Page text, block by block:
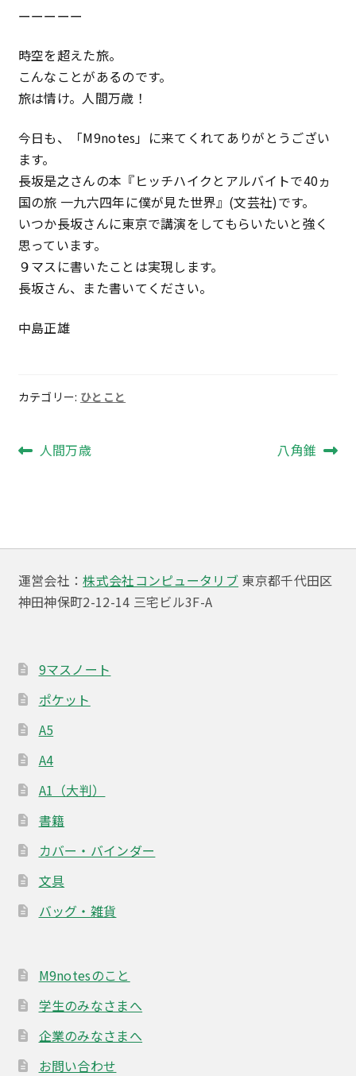
ーーーーー
時空を超えた旅。
こんなことがあるのです。
旅は情け。人間万歳！
今日も、「M9notes」に来てくれてありがとうござい
ます。
長坂是之さんの本『ヒッチハイクとアルバイトで40ヵ
国の旅 一九六四年に僕が見た世界』(文芸社)です。
いつか長坂さんに東京で講演をしてもらいたいと強く
思っています。
９マスに書いたことは実現します。
長坂さん、また書いてください。
中島正雄
カテゴリー: ひとこと
投
ビ
ゲ
ー
ョ
ン
前
人間万歳
次
八角錐
運営会社：株式会社コンピュータリブ 東京都千代田区
神田神保町2-12-14 三宅ビル3F-A
9マスノート
ポケット
A5
A4
A1（大判）
書籍
カバー・バインダー
文具
バッグ・雑貨
M9notesのこと
学生のみなさまへ
企業のみなさまへ
お問い合わせ